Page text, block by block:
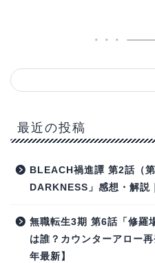
最近の投稿
BLEACH禍進譚 第2話（
DARKNESS」感想・解説
無職転生3期 第6話「修羅
は誰？カウンターアロー
年最新】